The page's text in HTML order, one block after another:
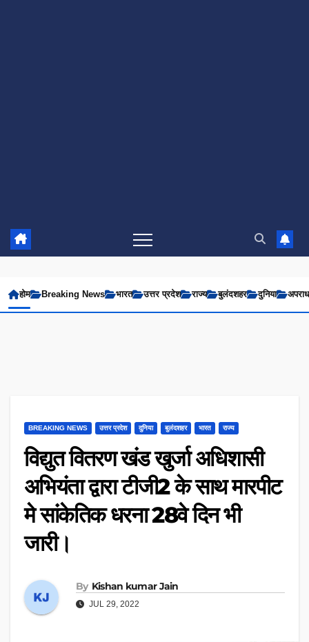
होम Breaking News भारत उत्तर प्रदेश राज्य बुलंदशहर दुनिया अपराध
BREAKING NEWS उत्तर प्रदेश दुनिया बुलंदशहर भारत राज्य
विद्युत वितरण खंड खुर्जा अधिशासी
अभियंता द्वारा टीजी2 के साथ मारपीट
मे सांकेतिक धरना 28वे दिन भी
जारी।
By Kishan kumar Jain
JUL 29, 2022